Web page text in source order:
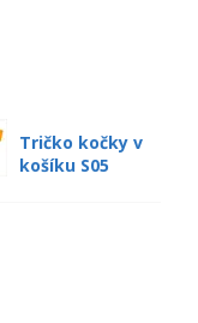
Tričko kočky v
košíku S05